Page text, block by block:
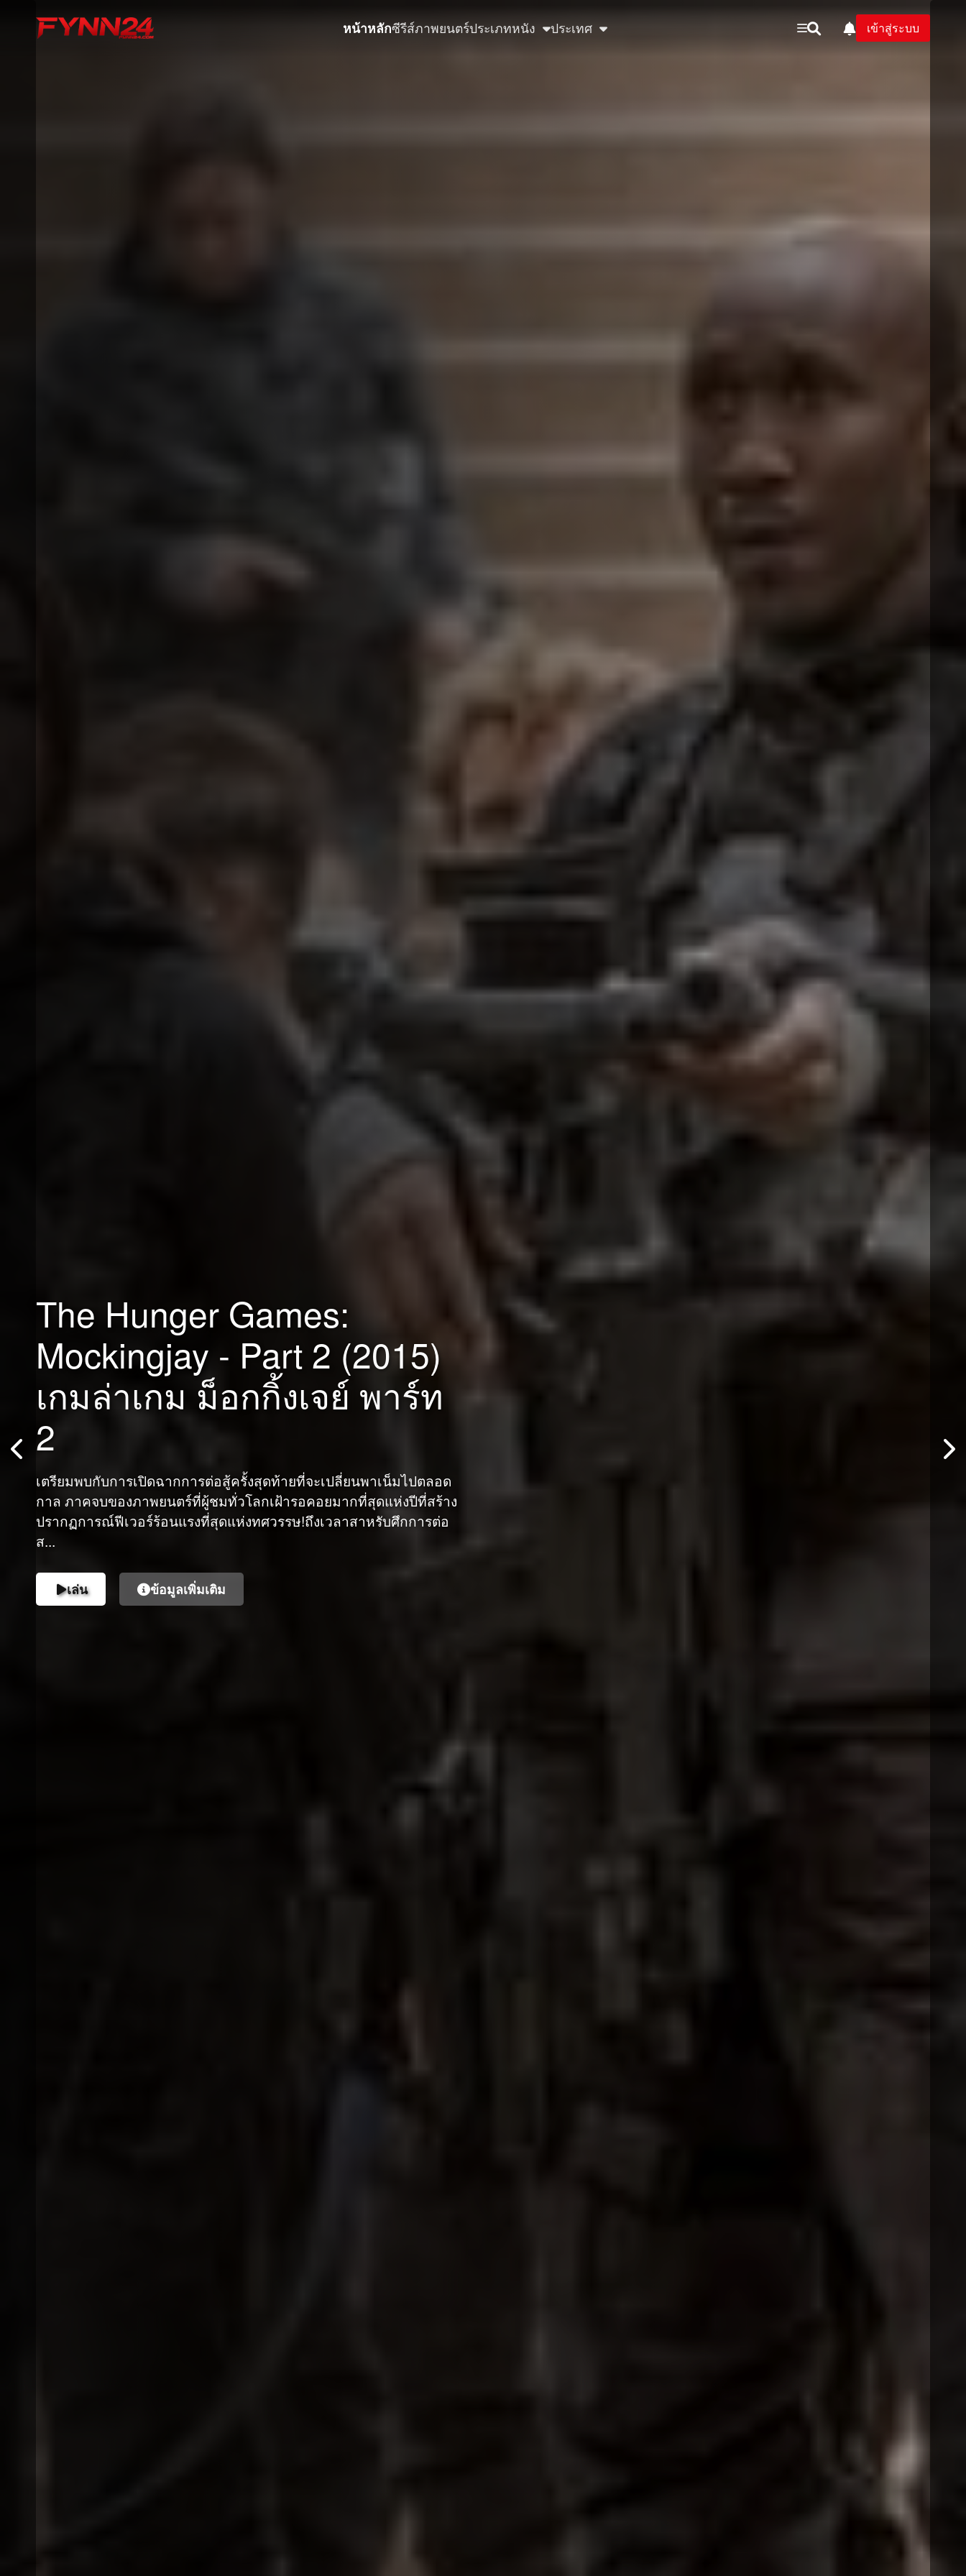
หน้าหลักซีรีส์ภาพยนตร์ประเภทหนัง ประเทศ เข้าสู่ระบบ
The Hunger Games:
Mockingjay - Part 2 (2015)
เกมล่าเกม ม็อกกิ้งเจย์ พาร์ท
2
เตรียมพบกับการเปิดฉากการต่อสู้ครั้งสุดท้ายที่จะเปลี่ยนพาเน็มไปตลอด
กาล ภาคจบของภาพยนตร์ที่ผู้ชมทั่วโลกเฝ้ารอคอยมากที่สุดแห่งปีที่สร้าง
ปรากฏการณ์ฟีเวอร์ร้อนแรงที่สุดแห่งทศวรรษ!ถึงเวลาสาหรับศึกการต่อ
ส...
เล่น ข้อมูลเพิ่มเติม
Love Once Again
เซย์เนปแต่งงานกับชายคนหนึ่งซึ่งครอบครัวของเธอไม่เห็นด้วยและไปอยู่ที่
สหรัฐอเมริกาเพื่ออาศัยอยู่ที่นั่น เธอให้กำเนิดลูกชายตัวน้อย แต่เมื่อการ
แต่งงานของเธอไม่เป็นไปด้วยดี เธอจึงตัดสินใจกลับไปตุรกีด้วย...
เล่น
ข้อมูลเพิ่มเติม
เล่น ข้อมูลเพิ่มเติม
เล่น ข้อมูลเพิ่มเติม